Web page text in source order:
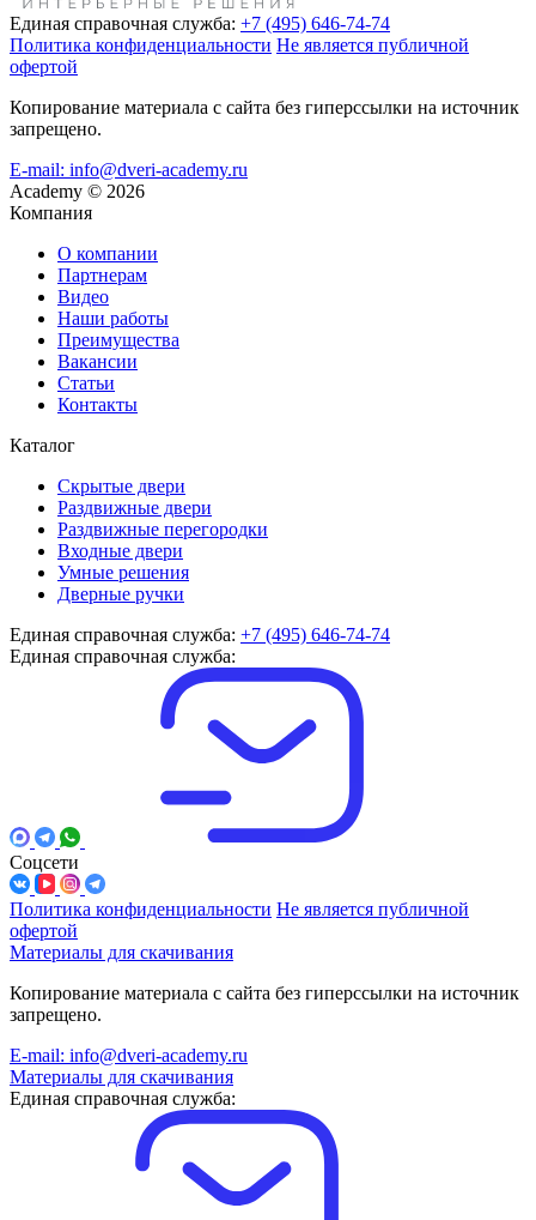
Единая справочная служба: +7 (495) 646-74-74
Политика конфиденциальности Не является публичной
офертой
Копирование материала с сайта без гиперссылки на источник
запрещено.
E-mail: info@dveri-academy.ru
Academy © 2026
Компания
О компании
Партнерам
Видео
Наши работы
Преимущества
Вакансии
Статьи
Контакты
Каталог
Скрытые двери
Раздвижные двери
Раздвижные перегородки
Входные двери
Умные решения
Дверные ручки
Единая справочная служба: +7 (495) 646-74-74
Единая справочная служба:
Соцсети
Политика конфиденциальности Не является публичной
офертой
Материалы для скачивания
Копирование материала с сайта без гиперссылки на источник
запрещено.
E-mail: info@dveri-academy.ru
Материалы для скачивания
Единая справочная служба: